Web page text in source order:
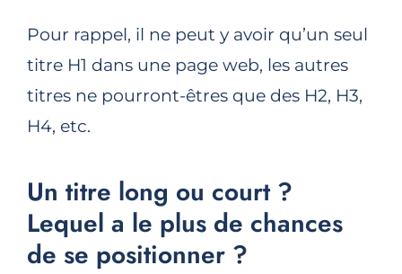
Pour rappel, il ne peut y avoir qu’un seul
titre H1 dans une page web, les autres
titres ne pourront-êtres que des H2, H3,
H4, etc.
Un titre long ou court ?
Lequel a le plus de chances
de se positionner ?